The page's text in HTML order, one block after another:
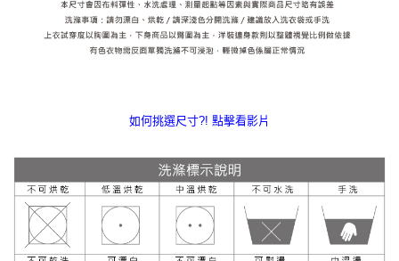
如何挑選尺寸?! 點擊看影片